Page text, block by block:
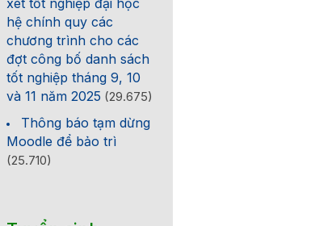
xét tốt nghiệp đại học
hệ chính quy các
chương trình cho các
đợt công bố danh sách
tốt nghiệp tháng 9, 10
và 11 năm 2025 (29.675)
Thông báo tạm dừng
Moodle để bảo trì
(25.710)